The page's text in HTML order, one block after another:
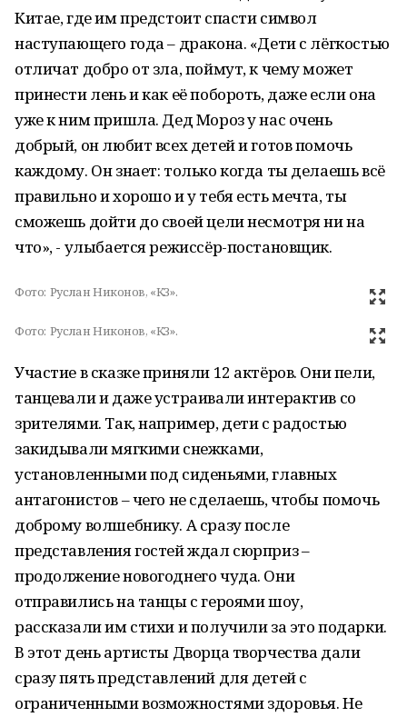
Китае, где им предстоит спасти символ
наступающего года – дракона. «Дети с лёгкостью
отличат добро от зла, поймут, к чему может
принести лень и как её побороть, даже если она
уже к ним пришла. Дед Мороз у нас очень
добрый, он любит всех детей и готов помочь
каждому. Он знает: только когда ты делаешь всё
правильно и хорошо и у тебя есть мечта, ты
сможешь дойти до своей цели несмотря ни на
что», - улыбается режиссёр-постановщик.
Фото: Руслан Никонов, «КЗ».
Фото: Руслан Никонов, «КЗ».
Участие в сказке приняли 12 актёров. Они пели,
танцевали и даже устраивали интерактив со
зрителями. Так, например, дети с радостью
закидывали мягкими снежками,
установленными под сиденьями, главных
антагонистов – чего не сделаешь, чтобы помочь
доброму волшебнику. А сразу после
представления гостей ждал сюрприз –
продолжение новогоднего чуда. Они
отправились на танцы с героями шоу,
рассказали им стихи и получили за это подарки.
В этот день артисты Дворца творчества дали
сразу пять представлений для детей с
ограниченными возможностями здоровья. Не